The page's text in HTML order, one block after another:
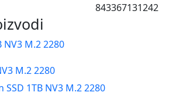
843367131242
M.2 2280
SSD 1TB NV3 M.2 2280